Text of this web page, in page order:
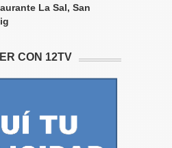
La Sal, San
CON 12TV